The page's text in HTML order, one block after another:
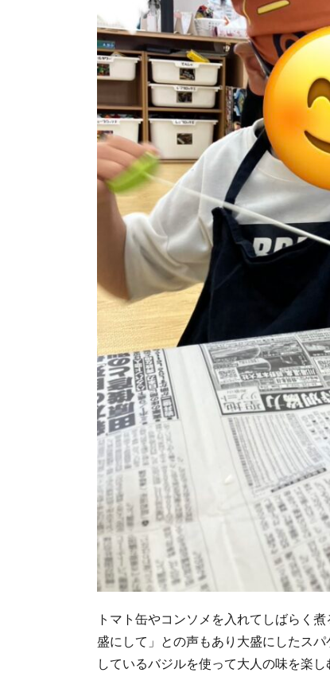
トマト缶やコンソメを入れてしばらく
盛にして」との声もあり大盛にしたス
しているバジルを使って大人の味を楽